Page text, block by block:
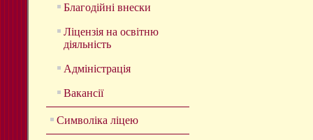
Благодійні внески
Ліцензія на освітню
діяльність
Адміністрація
Вакансії
Символіка ліцею